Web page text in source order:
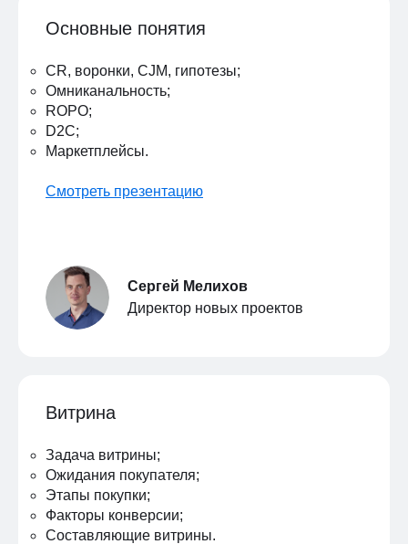
Основные понятия
CR, воронки, CJM, гипотезы;
Омниканальность;
ROPO;
D2C;
Маркетплейсы.
Смотреть презентацию
Сергей Мелихов
Директор новых проектов
Витрина
Задача витрины;
Ожидания покупателя;
Этапы покупки;
Факторы конверсии;
Составляющие витрины.